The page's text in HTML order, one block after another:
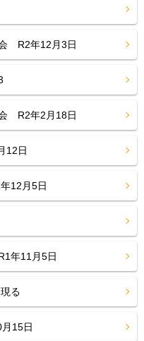
R2年12月3日
R2年2月18日
12日
12月5日
年11月5日
る
15日